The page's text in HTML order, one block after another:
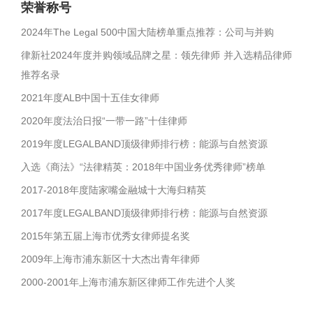
荣誉称号
2024年The Legal 500中国大陆榜单重点推荐：公司与并购
律新社2024年度并购领域品牌之星：领先律师 并入选精品律师
推荐名录
2021年度ALB中国十五佳女律师
2020年度法治日报“一带一路”十佳律师
2019年度LEGALBAND顶级律师排行榜：能源与自然资源
入选《商法》“法律精英：2018年中国业务优秀律师”榜单
2017-2018年度陆家嘴金融城十大海归精英
2017年度LEGALBAND顶级律师排行榜：能源与自然资源
2015年第五届上海市优秀女律师提名奖
2009年上海市浦东新区十大杰出青年律师
2000-2001年上海市浦东新区律师工作先进个人奖